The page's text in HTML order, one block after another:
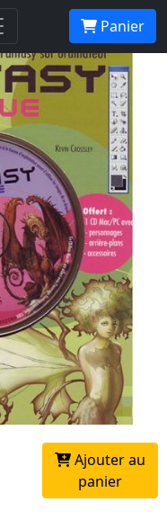
Panier
numérique
Ajouter au
panier